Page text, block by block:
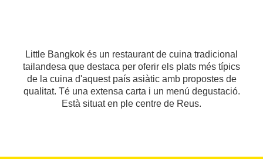
Little Bangkok és un restaurant de cuina tradicional
tailandesa que destaca per oferir els plats més típics
de la cuina d'aquest país asiàtic amb propostes de
qualitat. Té una extensa carta i un menú degustació.
Està situat en ple centre de Reus.